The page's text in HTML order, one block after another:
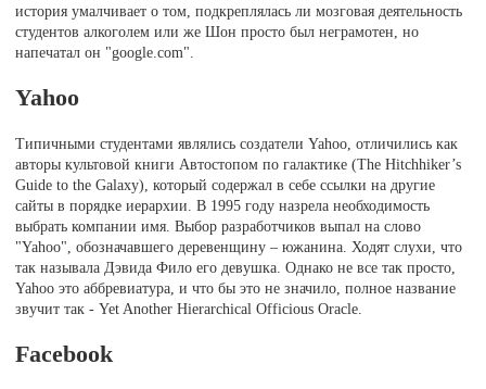
история умалчивает о том, подкреплялась ли мозговая деятельность
студентов алкоголем или же Шон просто был неграмотен, но
напечатал он "google.com".
Yahoo
Типичными студентами являлись создатели Yahoo, отличились как
авторы культовой книги Автостопом по галактике (The Hitchhiker’s
Guide to the Galaxy), который содержал в себе ссылки на другие
сайты в порядке иерархии. В 1995 году назрела необходимость
выбрать компании имя. Выбор разработчиков выпал на слово
"Yahoo", обозначавшего деревенщину – южанина. Ходят слухи, что
так называла Дэвида Фило его девушка. Однако не все так просто,
Yahoo это аббревиатура, и что бы это не значило, полное название
звучит так - Yet Another Hierarchical Officious Oracle.
Facebook